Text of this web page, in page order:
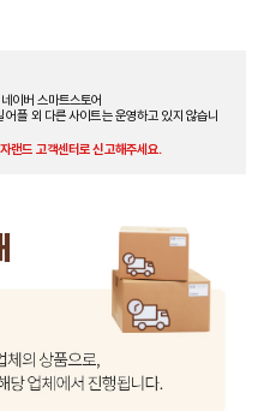
이버 스마트스토어
플 외 다른 사이트는 운영하고 있지 않습니
랜드 고객센터로 신고해주세요.